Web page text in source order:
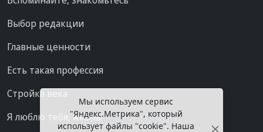
Выбор редакции
Главные ценности
Есть такая профессия
Стройка века
Я люблю тебя, жизнь
Мы используем сервис
"Яндекс.Метрика", который
использует файлы "cookie". Наша